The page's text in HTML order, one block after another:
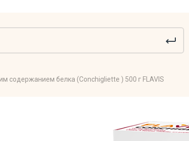
содержанием белка (Conchigliette ) 500 г FLAVIS